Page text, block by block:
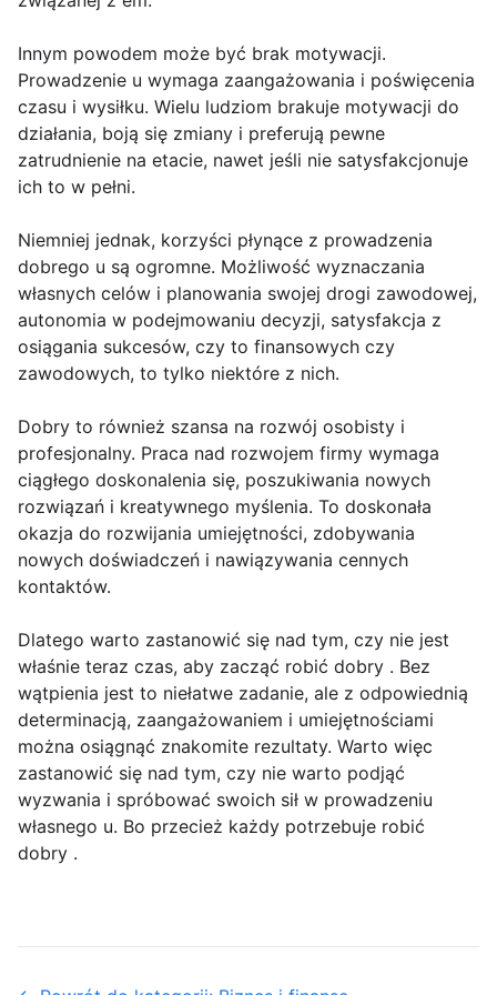
Innym powodem może być brak motywacji.
Prowadzenie u wymaga zaangażowania i poświęcenia
czasu i wysiłku. Wielu ludziom brakuje motywacji do
działania, boją się zmiany i preferują pewne
zatrudnienie na etacie, nawet jeśli nie satysfakcjonuje
ich to w pełni.
Niemniej jednak, korzyści płynące z prowadzenia
dobrego u są ogromne. Możliwość wyznaczania
własnych celów i planowania swojej drogi zawodowej,
autonomia w podejmowaniu decyzji, satysfakcja z
osiągania sukcesów, czy to finansowych czy
zawodowych, to tylko niektóre z nich.
Dobry to również szansa na rozwój osobisty i
profesjonalny. Praca nad rozwojem firmy wymaga
ciągłego doskonalenia się, poszukiwania nowych
rozwiązań i kreatywnego myślenia. To doskonała
okazja do rozwijania umiejętności, zdobywania
nowych doświadczeń i nawiązywania cennych
kontaktów.
Dlatego warto zastanowić się nad tym, czy nie jest
właśnie teraz czas, aby zacząć robić dobry . Bez
wątpienia jest to niełatwe zadanie, ale z odpowiednią
determinacją, zaangażowaniem i umiejętnościami
można osiągnąć znakomite rezultaty. Warto więc
zastanowić się nad tym, czy nie warto podjąć
wyzwania i spróbować swoich sił w prowadzeniu
własnego u. Bo przecież każdy potrzebuje robić
dobry .